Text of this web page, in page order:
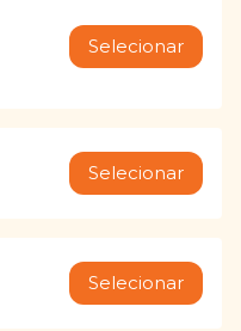
Selecionar
Selecionar
Selecionar